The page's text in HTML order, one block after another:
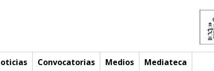
Convocatorias Medios Mediateca